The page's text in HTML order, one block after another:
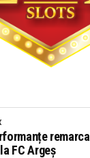
FC Argeș